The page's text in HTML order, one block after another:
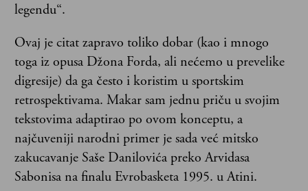
legendu“.
Ovaj je citat zapravo toliko dobar (kao i mnogo
toga iz opusa Džona Forda, ali nećemo u prevelike
digresije) da ga često i koristim u sportskim
retrospektivama. Makar sam jednu priču u svojim
tekstovima adaptirao po ovom konceptu, a
najčuveniji narodni primer je sada već mitsko
zakucavanje Saše Danilovića preko Arvidasa
Sabonisa na finalu Evrobasketa 1995. u Atini.